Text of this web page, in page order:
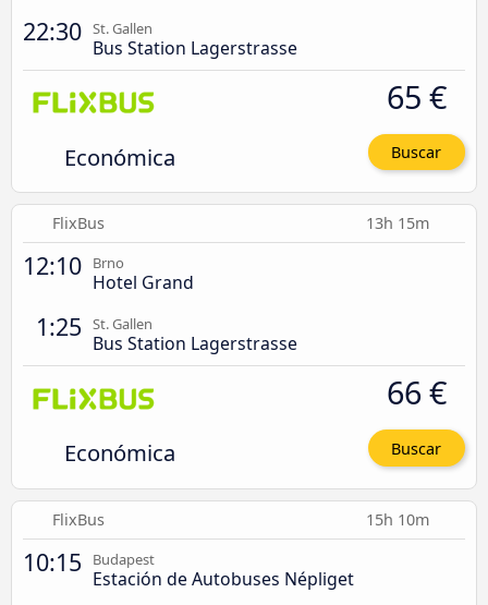
22:30 St. Gallen
Bus Station Lagerstrasse
Económica
65 €
Buscar
FlixBus 13h 15m
12:10 Brno
Hotel Grand
1:25 St. Gallen
Bus Station Lagerstrasse
Económica
66 €
Buscar
FlixBus 15h 10m
10:15 Budapest
Estación de Autobuses Népliget